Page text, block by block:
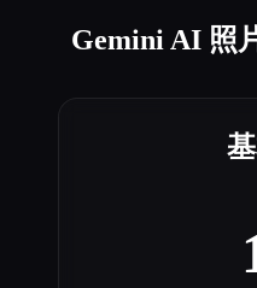
Gemini AI 照